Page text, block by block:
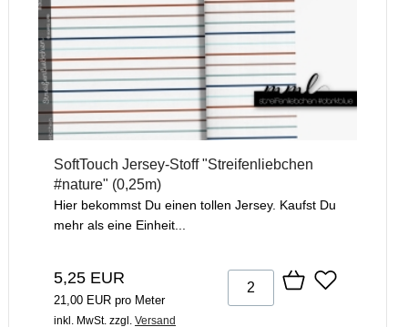
SoftTouch Jersey-Stoff "Streifenliebchen
#nature" (0,25m)
Hier bekommst Du einen tollen Jersey. Kaufst Du
mehr als eine Einheit...
5,25 EUR
21,00 EUR pro Meter
inkl. MwSt. zzgl. Versand